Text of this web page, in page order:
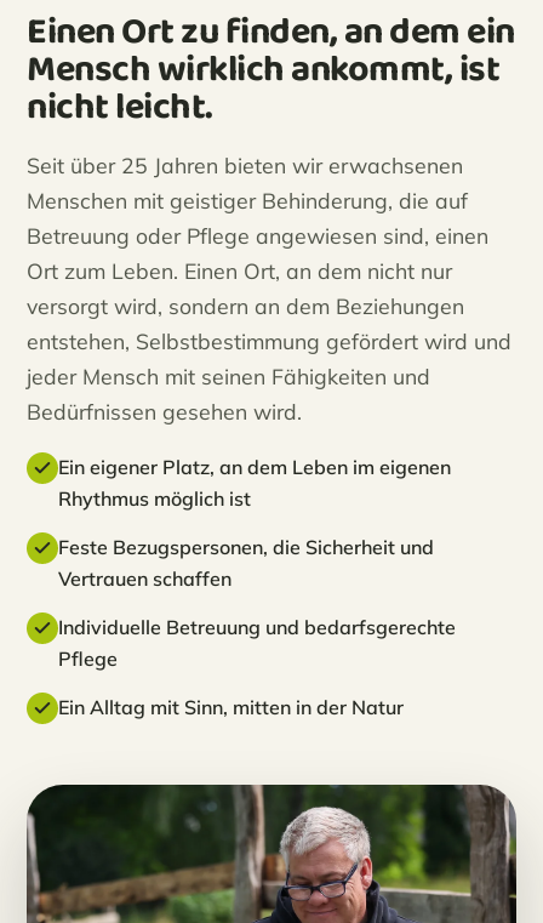
Einen Ort zu finden, an dem ein
Mensch wirklich ankommt, ist
nicht leicht.
Seit über 25 Jahren bieten wir erwachsenen
Menschen mit geistiger Behinderung, die auf
Betreuung oder Pflege angewiesen sind, einen
Ort zum Leben. Einen Ort, an dem nicht nur
versorgt wird, sondern an dem Beziehungen
entstehen, Selbstbestimmung gefördert wird und
jeder Mensch mit seinen Fähigkeiten und
Bedürfnissen gesehen wird.
Ein eigener Platz, an dem Leben im eigenen
Rhythmus möglich ist
Feste Bezugspersonen, die Sicherheit und
Vertrauen schaffen
Individuelle Betreuung und bedarfsgerechte
Pflege
Ein Alltag mit Sinn, mitten in der Natur